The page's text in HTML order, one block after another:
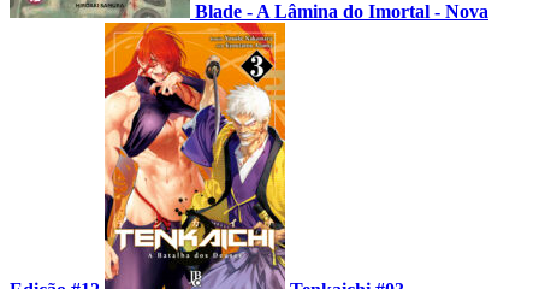
Blade - A Lâmina do Imortal - Nova